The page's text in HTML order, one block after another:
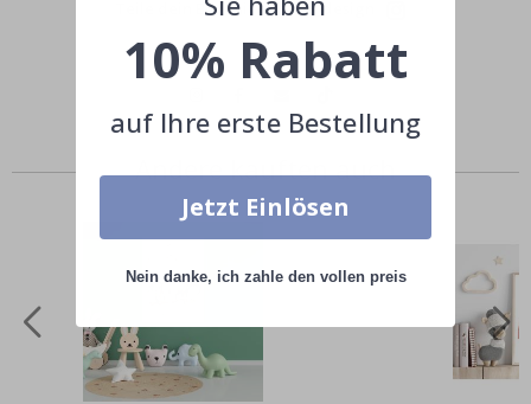
Teile dein Bild mit #namly_design
Andere kauften auch
10% Rabatt
auf Ihre erste Bestellung
Jetzt Einlösen
Nein danke, ich zahle den vollen preis